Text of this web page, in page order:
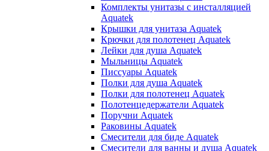
Комплекты унитазы с инсталляцией
Aquatek
Крышки для унитаза Aquatek
Крючки для полотенец Aquatek
Лейки для душа Aquatek
Мыльницы Aquatek
Писсуары Aquatek
Полки для душа Aquatek
Полки для полотенец Aquatek
Полотенцедержатели Aquatek
Поручни Aquatek
Раковины Aquatek
Смесители для биде Aquatek
Смесители для ванны и душа Aquatek